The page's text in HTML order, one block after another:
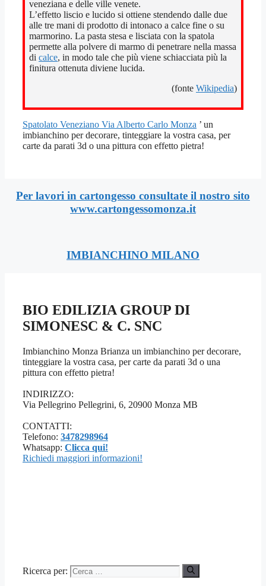
veneziana e delle ville venete.
L’effetto liscio e lucido si ottiene stendendo dalle due
alle tre mani di prodotto di intonaco a calce fine o su
marmorino. La pasta stesa e lisciata con la spatola
permette alla polvere di marmo di penetrare nella massa
di calce, in modo tale che più viene schiacciata più la
finitura ottenuta diviene lucida.
(fonte Wikipedia)
Spatolato Veneziano Via Alberto Carlo Monza ’ un
imbianchino per decorare, tinteggiare la vostra casa, per
carte da parati 3d o una pittura con effetto pietra!
Per lavori in cartongesso consultate il nostro sito
www.cartongessomonza.it
IMBIANCHINO MILANO
BIO EDILIZIA GROUP DI
SIMONESC & C. SNC
Imbianchino Monza Brianza un imbianchino per decorare,
tinteggiare la vostra casa, per carte da parati 3d o una
pittura con effetto pietra!
INDIRIZZO:
Via Pellegrino Pellegrini, 6, 20900 Monza MB
CONTATTI:
Telefono: 3478298964
Whatsapp: Clicca qui!
Richiedi maggiori informazioni!
Ricerca per: